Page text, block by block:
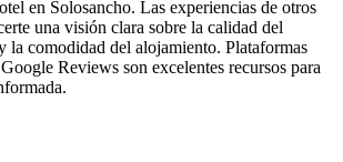
en Solosancho. Las experiencias de otros
una visión clara sobre la calidad del
la comodidad del alojamiento. Plataformas
Reviews son excelentes recursos para